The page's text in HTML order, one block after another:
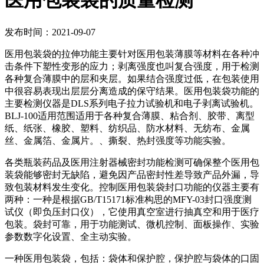
发布时间：2021-09-07
医用包装袋的拉伸功能主要针对医用包装薄膜等材料在各种冲
击条件下塑性变形的应力；剥离强度也叫复合强度，用于检测
各种复合薄膜中的层和夹层。如果结合强度过低，在包装使用
中很容易表现出层层分离造成的保守结果。医用包装袋功能的
主要检测仪器是DLS系列电子拉力试验机和电子剥离试验机。
BLJ-100适用范围适用于各种复合薄膜、粘合剂、胶带、离型
纸、纸张、橡胶、塑料、纺织品、防水材料、无纺布、金属
丝、金属箔、金属片。、撕裂、热封强度等功能实验。
各类瓶装药品及医用注射器械密封功能检测可确保整个医用包
装袋能够密封无缺陷，避免因产品密封性差导致产品外漏，导
致包装材料发生变化。控制医用包装袋封口功能的仪器主要有
两种：一种是根据GB/T15171标准构思的MFY-03封口强度测
试仪（即负压封口仪），它使用真空室进行抽真空和用于医疗
包装。袋封可靠，用于功能测试、微机控制、面板操作、实验
参数数字化设置、全主动实验。
一种医用包装袋，包括：袋体和保护腔，保护腔与袋体的口固